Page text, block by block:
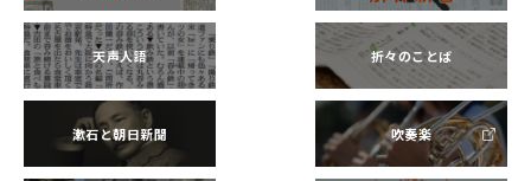
天声人語 折々のことば
漱石と朝日新聞 吹奏楽